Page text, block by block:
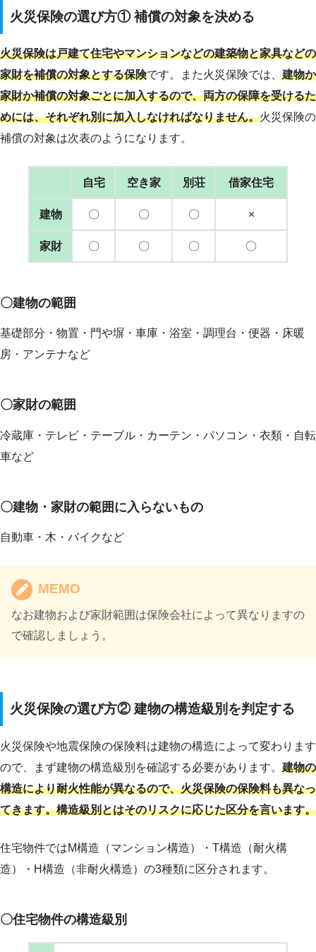
火災保険の選び方① 補償の対象を決める
火災保険は戸建て住宅やマンションなどの建築物と家具などの
家財を補償の対象とする保険です。また火災保険では、 建物か
家財か補償の対象ごとに加入するので、両方の保障を受けるた
めには、それぞれ別に加入しなければなりません。火災保険の
補償の対象は次表のようになります。
自宅 空き家 別荘 借家住宅
建物 〇 〇 〇 ×
家財 〇 〇 〇 〇
〇建物の範囲
基礎部分・物置・門や塀・車庫・浴室・調理台・便器・床暖
房・アンテナなど
〇家財の範囲
冷蔵庫・テレビ・テーブル・カーテン・パソコン・衣類・自転
車など
〇建物・家財の範囲に入らないもの
自動車・木・バイクなど
MEMO
なお建物および家財範囲は保険会社によって異なりますの
で確認しましょう。
火災保険の選び方② 建物の構造級別を判定する
火災保険や地震保険の保険料は建物の構造によって変わります
ので、まず建物の構造級別を確認する必要があります。 建物の
構造により耐火性能が異なるので、火災保険の保険料も異なっ
てきます。構造級別とはそのリスクに応じた区分を言います。
住宅物件ではM構造（マンション構造）・T構造（耐火構
造）・H構造（非耐火構造）の3種類に区分されます。
〇住宅物件の構造級別